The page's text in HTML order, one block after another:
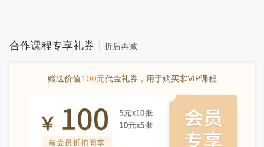
合作课程专享礼券 折后再减
赠送价值100元代金礼券，用于购买非VIP课程